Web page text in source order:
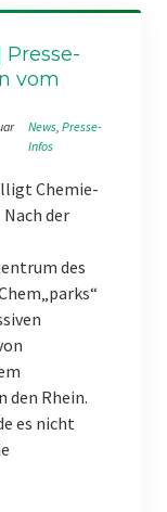
Presse-
vom
News, Presse-
Infos
Chemie-
der
des
den Rhein.
es nicht